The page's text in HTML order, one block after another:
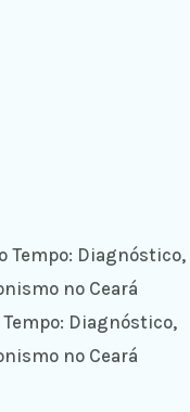
Diagnóstico,
no Ceará